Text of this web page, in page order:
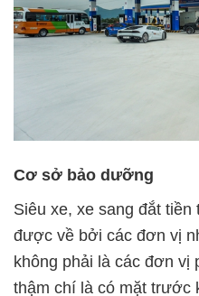
Cơ sở bảo dưỡng
Siêu xe, xe sang đắt
được về bởi các đơn vị
không phải là các đơn vị
thậm chí là có mặt trước